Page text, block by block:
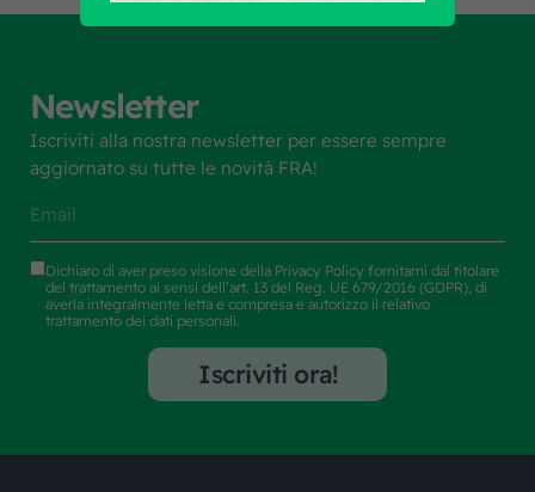
Newsletter
Iscriviti alla nostra newsletter per essere sempre
aggiornato su tutte le novità FRA!
Dichiaro di aver preso visione della Privacy Policy fornitami dal titolare
del trattamento ai sensi dell’art. 13 del Reg. UE 679/2016 (GDPR), di
averla integralmente letta e compresa e autorizzo il relativo
trattamento dei dati personali.
Iscriviti ora!